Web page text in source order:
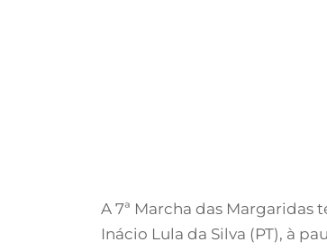
A 7ª Marcha das
Inácio Lula da Silva (PT), à